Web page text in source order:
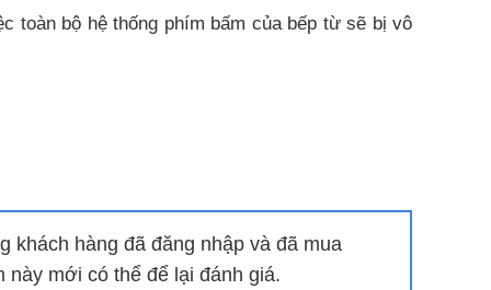
toàn bộ hệ thống phím bấm của bếp từ sẽ bị vô
sát hoạt động của con trong chính căn bếp nhà
khách hàng đã đăng nhập và đã mua
này mới có thể để lại đánh giá.